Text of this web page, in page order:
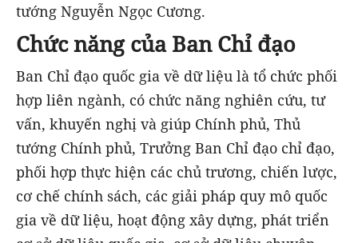
tướng Nguyễn Ngọc Cương.
Chức năng của Ban Chỉ đạo
Ban Chỉ đạo quốc gia về dữ liệu là tổ chức phối
hợp liên ngành, có chức năng nghiên cứu, tư
vấn, khuyến nghị và giúp Chính phủ, Thủ
tướng Chính phủ, Trưởng Ban Chỉ đạo chỉ đạo,
phối hợp thực hiện các chủ trương, chiến lược,
cơ chế chính sách, các giải pháp quy mô quốc
gia về dữ liệu, hoạt động xây dựng, phát triển